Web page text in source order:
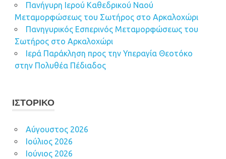
Πανήγυρη Ιερού Καθεδρικού Ναού
Μεταμορφώσεως του Σωτήρος στο Αρκαλοχώρι
Πανηγυρικός Εσπερινός Μεταμορφώσεως του
Σωτήρος στο Αρκαλοχώρι
Ιερά Παράκληση προς την Υπεραγία Θεοτόκο
στην Πολυθέα Πέδιαδος
ΙΣΤΟΡΙΚΌ
Αύγουστος 2026
Ιούλιος 2026
Ιούνιος 2026